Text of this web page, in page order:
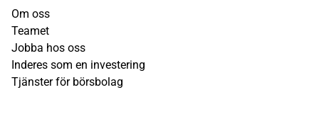
Om oss
Teamet
Jobba hos oss
Inderes som en investering
Tjänster för börsbolag